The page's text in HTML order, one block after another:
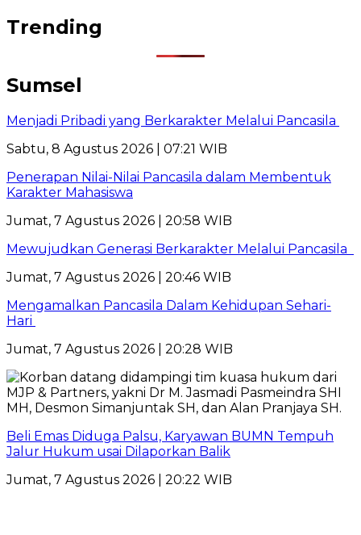
Trending
Sumsel
Menjadi Pribadi yang Berkarakter Melalui Pancasila
Sabtu, 8 Agustus 2026 | 07:21 WIB
Penerapan Nilai-Nilai Pancasila dalam Membentuk
Karakter Mahasiswa
Jumat, 7 Agustus 2026 | 20:58 WIB
Mewujudkan Generasi Berkarakter Melalui Pancasila
Jumat, 7 Agustus 2026 | 20:46 WIB
Mengamalkan Pancasila Dalam Kehidupan Sehari-
Hari
Jumat, 7 Agustus 2026 | 20:28 WIB
Beli Emas Diduga Palsu, Karyawan BUMN Tempuh
Jalur Hukum usai Dilaporkan Balik
Jumat, 7 Agustus 2026 | 20:22 WIB